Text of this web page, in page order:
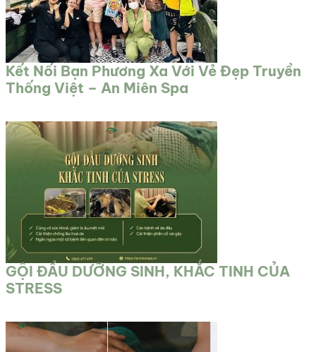
Kết Nối Bạn Phương Xa Với Vẻ Đẹp Truyền
Thống Việt – An Miên Spa
GỘI ĐẦU DƯỠNG SINH, KHẮC TINH CỦA
STRESS